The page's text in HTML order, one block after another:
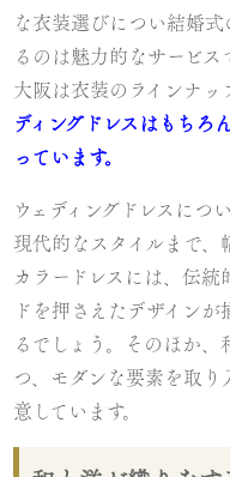
な衣装選びについ結婚
るのは魅力的なサービス
大阪は衣装のラインナッ
ディングドレスはもちろ
っています。
ウェディングドレスにつ
現代的なスタイルまで、
カラードレスには、伝
ドを押さえたデザイン
るでしょう。そのほか
つ、モダンな要素を取り
意しています。